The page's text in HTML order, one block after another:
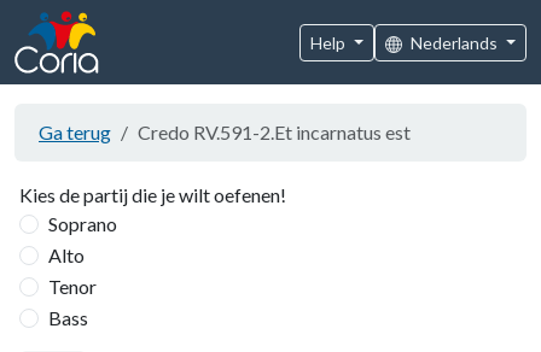
Help Nederlands
Ga terug Credo RV.591-2.Et incarnatus est
Kies de partij die je wilt oefenen!
Soprano
Alto
Tenor
Bass